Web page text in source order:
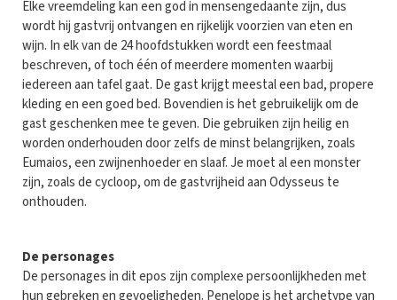
Elke vreemdeling kan een god in mensengedaante zijn, dus
wordt hij gastvrij ontvangen en rijkelijk voorzien van eten en
wijn. In elk van de 24 hoofdstukken wordt een feestmaal
beschreven, of toch één of meerdere momenten waarbij
iedereen aan tafel gaat. De gast krijgt meestal een bad, propere
kleding en een goed bed. Bovendien is het gebruikelijk om de
gast geschenken mee te geven. Die gebruiken zijn heilig en
worden onderhouden door zelfs de minst belangrijken, zoals
Eumaios, een zwijnenhoeder en slaaf. Je moet al een monster
zijn, zoals de cycloop, om de gastvrijheid aan Odysseus te
onthouden.
De personages
De personages in dit epos zijn complexe persoonlijkheden met
hun gebreken en gevoeligheden. Penelope is het archetype van